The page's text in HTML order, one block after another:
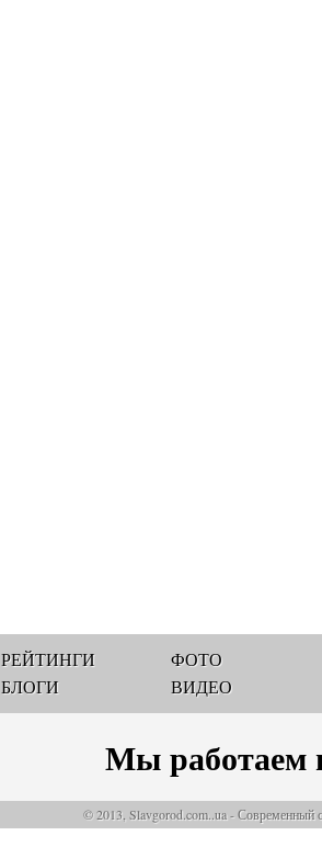
РЕЙТИНГИ
БЛОГИ
ФОТО
ВИДЕО
Мы работаем
© 2013, Slavgorod.com..ua - Современный